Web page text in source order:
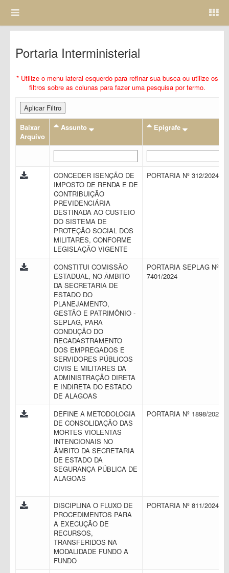
Portaria Interministerial
* Utilize o menu lateral esquerdo para refinar sua busca ou utilize os
filtros sobre as colunas para fazer uma pesquisa por termo.
Aplicar Filtro
Baixar
Arquivo
Assunto Epigrafe
CONCEDER ISENÇÃO DE
IMPOSTO DE RENDA E DE
CONTRIBUIÇÃO
PREVIDENCIÁRIA
DESTINADA AO CUSTEIO
DO SISTEMA DE
PROTEÇÃO SOCIAL DOS
MILITARES, CONFORME
LEGISLAÇÃO VIGENTE
PORTARIA Nº 312/2024
CONSTITUI COMISSÃO
ESTADUAL, NO ÂMBITO
DA SECRETARIA DE
ESTADO DO
PLANEJAMENTO,
GESTÃO E PATRIMÔNIO -
SEPLAG, PARA
CONDUÇÃO DO
RECADASTRAMENTO
DOS EMPREGADOS E
SERVIDORES PÚBLICOS
CIVIS E MILITARES DA
ADMINISTRAÇÃO DIRETA
E INDIRETA DO ESTADO
DE ALAGOAS
PORTARIA SEPLAG Nº
7401/2024
DEFINE A METODOLOGIA
DE CONSOLIDAÇÃO DAS
MORTES VIOLENTAS
INTENCIONAIS NO
ÂMBITO DA SECRETARIA
DE ESTADO DA
SEGURANÇA PÚBLICA DE
ALAGOAS
PORTARIA Nº 1898/2023
DISCIPLINA O FLUXO DE
PROCEDIMENTOS PARA
A EXECUÇÃO DE
RECURSOS,
TRANSFERIDOS NA
MODALIDADE FUNDO A
FUNDO
PORTARIA Nº 811/2024